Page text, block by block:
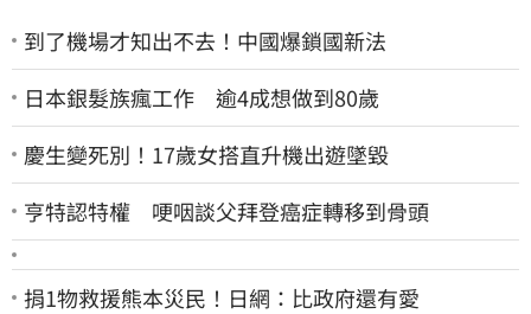
到了機場才知出不去！中國爆鎖國新法
日本銀髮族瘋工作 逾4成想做到80歲
慶生變死別！17歲女搭直升機出遊墜毀
亨特認特權 哽咽談父拜登癌症轉移到骨頭
捐1物救援熊本災民！日網：比政府還有愛